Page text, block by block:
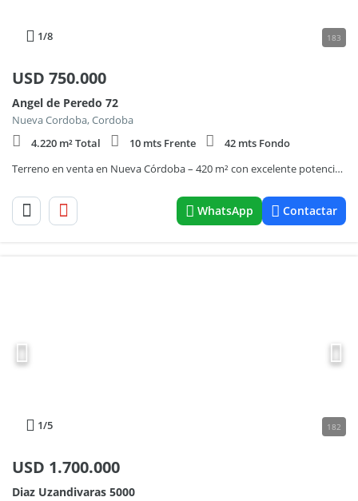
1/8 183
USD 750.000
Angel de Peredo 72
Nueva Cordoba, Cordoba
4.220 m² Total
10 mts Frente
42 mts Fondo
Terreno en venta en Nueva Córdoba – 420 m² con excelente potencial de desarrollo
WhatsApp Contactar
1/5 182
USD 1.700.000
Diaz Uzandivaras 5000